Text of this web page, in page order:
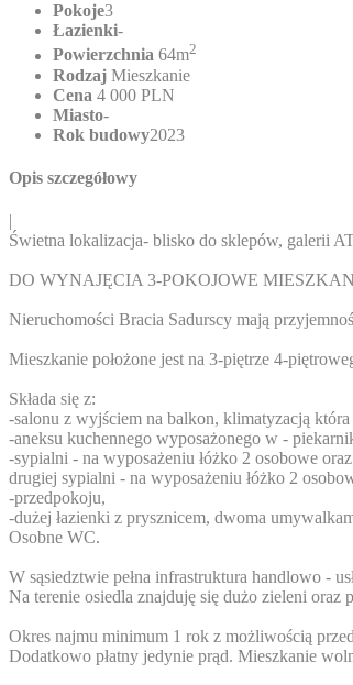
Pokoje3
Łazienki-
Powierzchnia 64m2
Rodzaj Mieszkanie
Cena 4 000 PLN
Miasto-
Rok budowy2023
Opis szczegółowy
|
Świetna lokalizacja- blisko do sklepów, galerii
DO WYNAJĘCIA 3-POKOJOWE
Nieruchomości Bracia Sadurscy mają
Mieszkanie położone jest na 3-piętrze 4-
Składa się z:
-salonu z wyjściem na balkon, klimatyzacją która
-aneksu kuchennego wyposażonego w -
-sypialni - na wyposażeniu łóżko 2 osobowe oraz
drugiej sypialni - na wyposażeniu łóżko 2
-przedpokoju,
-dużej łazienki z prysznicem, dwoma
Osobne WC.
W sąsiedztwie pełna infrastruktura handlowo -
Na terenie osiedla znajduję się dużo zieleni
Okres najmu minimum 1 rok z możliwością
Dodatkowo płatny jedynie prąd. Mieszkanie